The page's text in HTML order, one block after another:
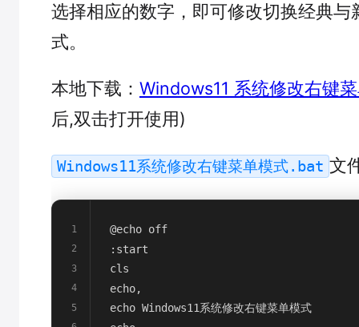
选择相应的数字，即可修改切换经典与
式。
本地下载： Windows11 系统修改右键
后,双击打开使用)
Windows11系统修改右键菜单模式.bat 文
1
2
3
4
5
@echo off
:start
cls
echo,
echo Windows11系统修改右键菜单模式